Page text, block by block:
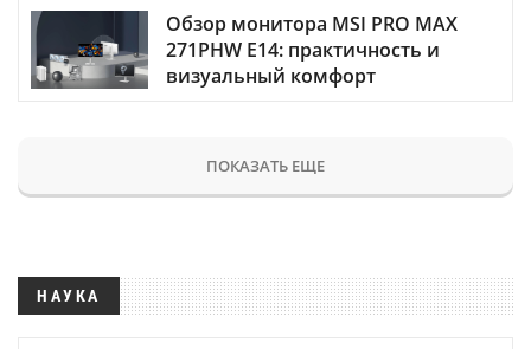
Обзор монитора MSI PRO MAX
271PHW E14: практичность и
визуальный комфорт
ПОКАЗАТЬ ЕЩЕ
НАУКА